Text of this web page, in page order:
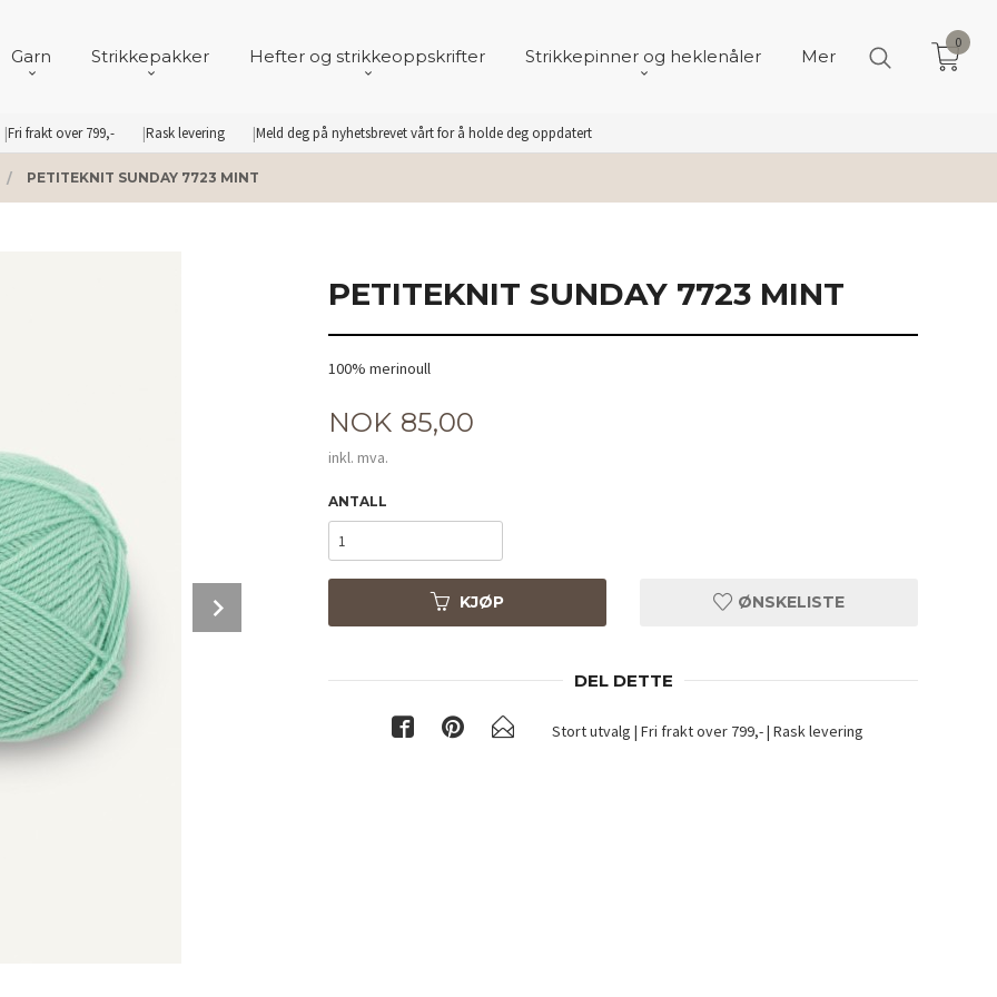
Fri frakt over 799,- Rask levering Meld deg på nyhetsbrevet vårt for å holde deg oppdatert
Garn Strikkepakker Hefter og strikkeoppskrifter Strikkepinner og heklenåler Mer
0
PETITEKNIT SUNDAY 7723 MINT
PETITEKNIT SUNDAY 7723 MINT
100% merinoull
Pris
NOK 85,00
inkl. mva.
ANTALL
KJØP ØNSKELISTE
DEL DETTE
Stort utvalg | Fri frakt over 799,- | Rask levering